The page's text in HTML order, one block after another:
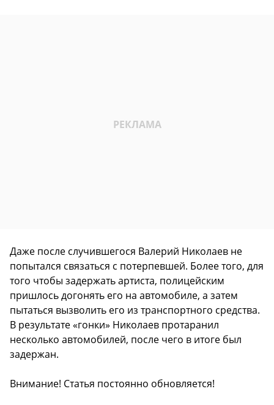
Даже после случившегося Валерий Николаев не
попытался связаться с потерпевшей. Более того, для
того чтобы задержать артиста, полицейским
пришлось догонять его на автомобиле, а затем
пытаться вызволить его из транспортного средства.
В результате «гонки» Николаев протаранил
несколько автомобилей, после чего в итоге был
задержан.
Внимание! Статья постоянно обновляется!